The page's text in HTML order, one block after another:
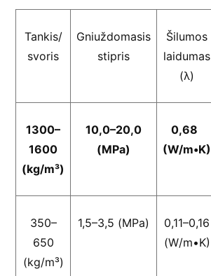
Tankis/
svoris
Gniuždomasis
stipris
Šilumos
laidumas
(λ)
1300–
1600
(kg/m³)
10,0–20,0
(MPa)
0,68
(W/m•K)
350–
650
(kg/m³)
1,5–3,5 (MPa)
0,11–0,16
(W/m•K)